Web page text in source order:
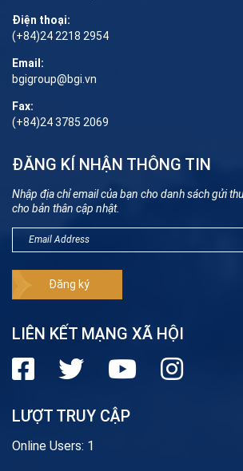
Điện thoại:
(+84)24 2218 2954
Email:
bgigroup@bgi.vn
Fax:
(+84)24 3785 2069
ĐĂNG KÍ NHẬN THÔNG TIN
Nhập địa chỉ email của bạn cho danh sách gửi
cho bản thân cập nhật.
LIÊN KẾT MẠNG XÃ HỘI
LƯỢT TRUY CẬP
Online Users: 1